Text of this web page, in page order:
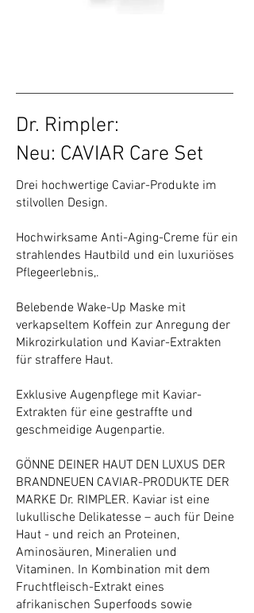
Dr. Rimpler:
Neu: CAVIAR Care Set
Drei hochwertige Caviar-Produkte im
stilvollen Design.
Hochwirksame Anti-Aging-Creme für ein
strahlendes Hautbild und ein luxuriöses
Pflegeerlebnis,.
Belebende Wake-Up Maske mit
verkapseltem Koffein zur Anregung der
Mikrozirkulation und Kaviar-Extrakten
für straffere Haut.
Exklusive Augenpflege mit Kaviar-
Extrakten für eine gestraffte und
geschmeidige Augenpartie.
GÖNNE DEINER HAUT DEN LUXUS DER
BRANDNEUEN CAVIAR-PRODUKTE DER
MARKE Dr. RIMPLER. Kaviar ist eine
lukullische Delikatesse – auch für Deine
Haut - und reich an Proteinen,
Aminosäuren, Mineralien und
Vitaminen. In Kombination mit dem
Fruchtfleisch-Extrakt eines
afrikanischen Superfoods sowie